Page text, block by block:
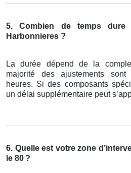
5. Combien de temps dure
Harbonnieres ?
La durée dépend de la
majorité des ajustements
heures. Si des composants
un délai supplémentaire peut
6. Quelle est votre zone
le 80 ?